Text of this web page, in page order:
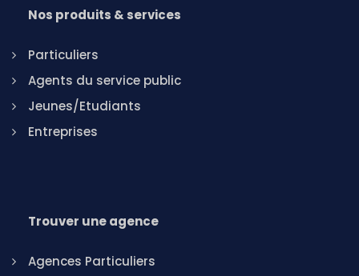
Nos produits & services
Particuliers
Agents du service public
Jeunes/Etudiants
Entreprises
Trouver une agence
Agences Particuliers